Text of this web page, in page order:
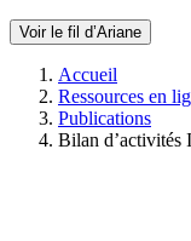
Voir le fil d’Ariane
Accueil
Ressources en
Publications
Bilan d’activités